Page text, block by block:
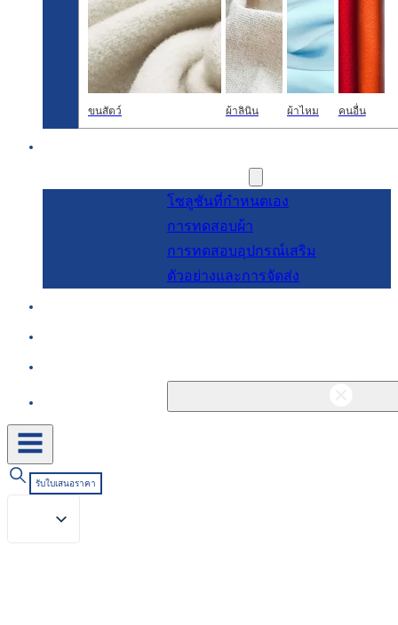
ขนสัตว์ ผ้าลินิน ผ้าไหม คนอื่น
โซลูชันที่กำหนดเอง
การทดสอบผ้า
การทดสอบอุปกรณ์เสริม
ตัวอย่างและการจัดส่ง
รับใบเสนอราคา